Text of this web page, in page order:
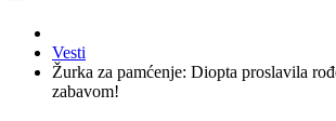
Vesti
Žurka za pamćenje: Diopta proslavila
zabavom!